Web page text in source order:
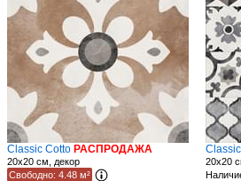
Classic Cotto РАСПРОДАЖА
20x20 см, декор
Свободно: 4.48 м²
20x20